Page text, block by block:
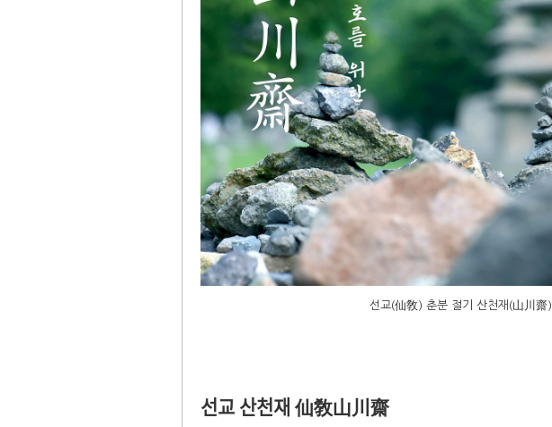
선교(仙敎) 춘분 절기 산천재(山川齋)
선교 산천재 仙敎山川齋